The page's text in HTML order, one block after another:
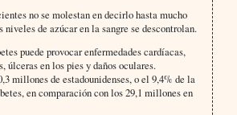
no se molestan en decirlo hasta mucho
niveles de azúcar en la sangre se descontrolan.
puede provocar enfermedades cardíacas,
úlceras en los pies y daños oculares.
millones de estadounidenses, o el 9,4% de la
en comparación con los 29,1 millones en